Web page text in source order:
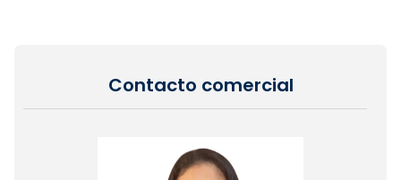
Contacto comercial